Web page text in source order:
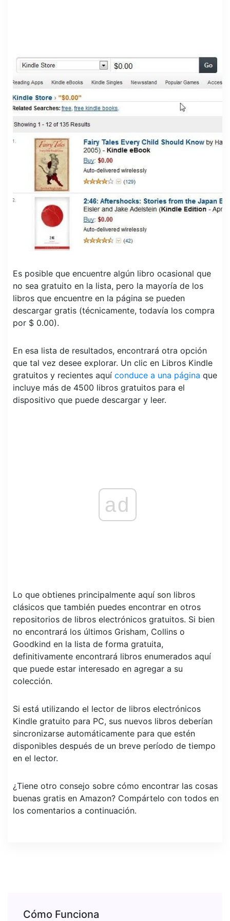
Es posible que encuentre algún libro ocasional que
no sea gratuito en la lista, pero la mayoría de los
libros que encuentre en la página se pueden
descargar gratis (técnicamente, todavía los compra
por $ 0.00).
En esa lista de resultados, encontrará otra opción
que tal vez desee explorar. Un clic en Libros Kindle
gratuitos y recientes aquí conduce a una página que
incluye más de 4500 libros gratuitos para el
dispositivo que puede descargar y leer.
ad
Lo que obtienes principalmente aquí son libros
clásicos que también puedes encontrar en otros
repositorios de libros electrónicos gratuitos. Si bien
no encontrará los últimos Grisham, Collins o
Goodkind en la lista de forma gratuita,
definitivamente encontrará libros enumerados aquí
que puede estar interesado en agregar a su
colección.
Si está utilizando el lector de libros electrónicos
Kindle gratuito para PC, sus nuevos libros deberían
sincronizarse automáticamente para que estén
disponibles después de un breve período de tiempo
en el lector.
¿Tiene otro consejo sobre cómo encontrar las cosas
buenas gratis en Amazon? Compártelo con todos en
los comentarios a continuación.
Cómo Funciona